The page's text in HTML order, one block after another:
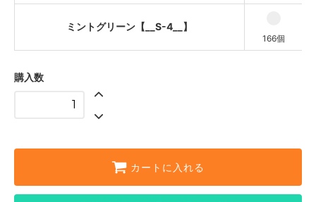
ミントグリーン【__S-4__】
166個
購入数
カートに入れる